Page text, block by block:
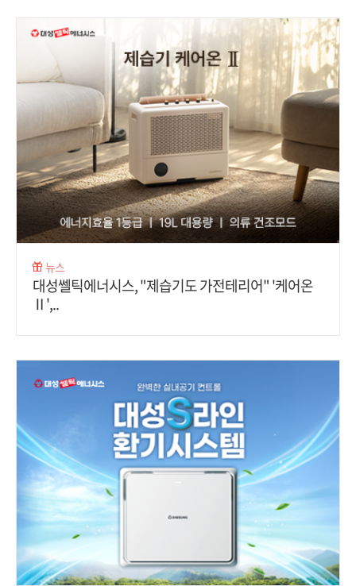
뉴스
대성쎌틱에너시스, "제습기도 가전테리어" '케어온
Ⅱ',..